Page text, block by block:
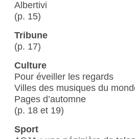
Albertivi
(p. 15)
Tribune
(p. 17)
Culture
Pour éveiller les regards
Villes des musiques du
Pages d’automne
(p. 18 et 19)
Sport